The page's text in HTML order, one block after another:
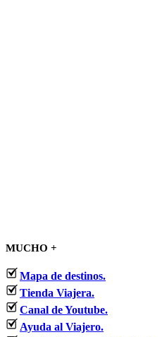
MUCHO +
Mapa de destinos.
Tienda Viajera.
Canal de Youtube.
Ayuda al Viajero.